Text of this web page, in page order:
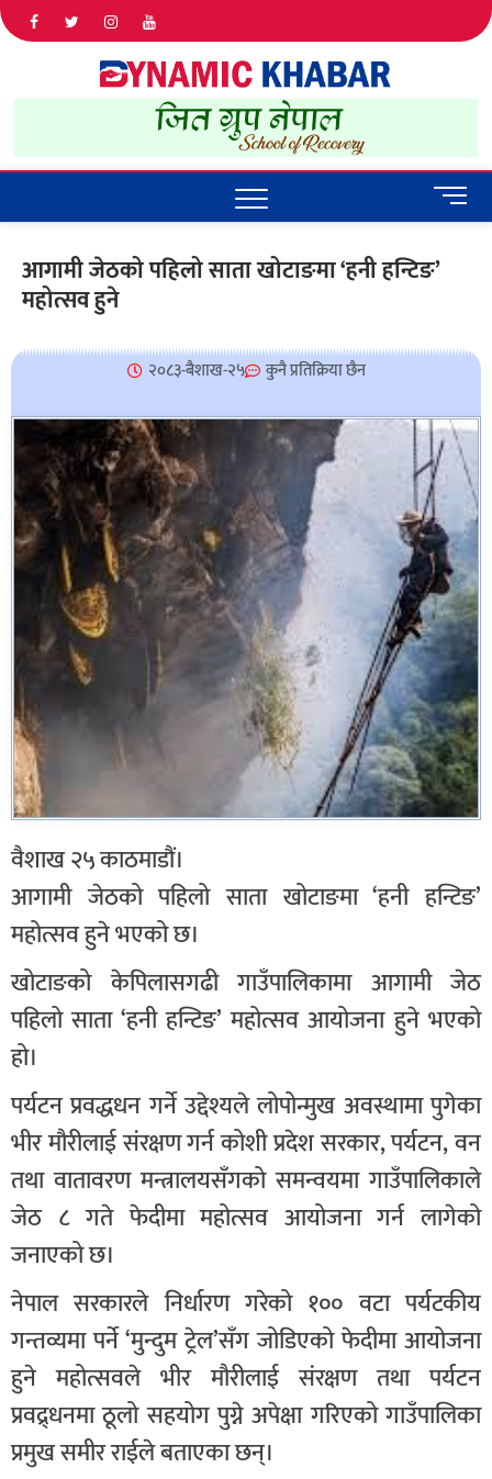
IN NEPAL
M
e
n
आगामी जेठको पहिलो साता खोटाङमा ‘हनी हन्टिङ’
महोत्सव हुने
२०८३-बैशाख-२५ कुनै प्रतिक्रिया छैन
वैशाख २५ काठमाडौं।
आगामी जेठको पहिलो साता खोटाङमा ‘हनी हन्टिङ’
महोत्सव हुने भएको छ।
खोटाङको केपिलासगढी गाउँपालिकामा आगामी जेठ
पहिलो साता ‘हनी हन्टिङ’ महोत्सव आयोजना हुने भएको
हो।
पर्यटन प्रवद्धधन गर्ने उद्देश्यले लोपोन्मुख अवस्थामा पुगेका
भीर मौरीलाई संरक्षण गर्न कोशी प्रदेश सरकार, पर्यटन, वन
तथा वातावरण मन्त्रालयसँगको समन्वयमा गाउँपालिकाले
जेठ ८ गते फेदीमा महोत्सव आयोजना गर्न लागेको
जनाएको छ।
नेपाल सरकारले निर्धारण गरेको १०० वटा पर्यटकीय
गन्तव्यमा पर्ने ‘मुन्दुम ट्रेल’सँग जोडिएको फेदीमा आयोजना
हुने महोत्सवले भीर मौरीलाई संरक्षण तथा पर्यटन
प्रवद्र्धनमा ठूलो सहयोग पुग्ने अपेक्षा गरिएको गाउँपालिका
प्रमुख समीर राईले बताएका छन्।